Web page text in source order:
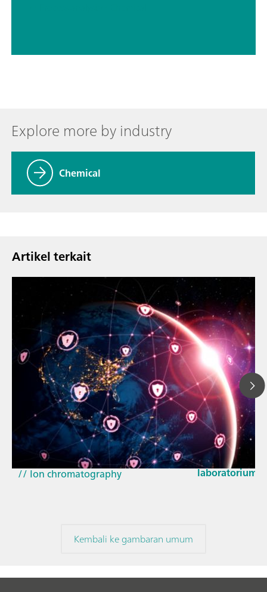
Explore more by industry
Chemical
Artikel terkait
23 Mar 2026
Bagaimana
EU Cyber
laboratorium
// Article
// Near-infrared spectroscopy (NIRS)
// Ion chromatography
Kembali ke gambaran umum